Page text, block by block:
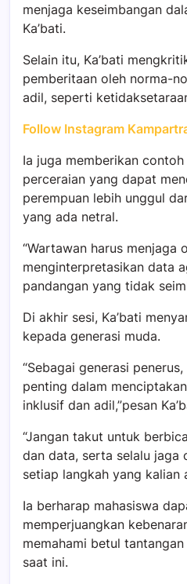
menjaga keseimbangan
Ka’bati.
Selain itu, Ka’bati
pemberitaan oleh norma-
adil, seperti
Follow Instagram
Ia juga memberikan
perceraian yang dapat
perempuan lebih unggul
yang ada netral.
“Wartawan harus menjaga
menginterpretasikan data
pandangan yang tidak
Di akhir sesi, Ka’bati
kepada generasi muda.
“Sebagai generasi
penting dalam
inklusif dan adil,”pesan
“Jangan takut untuk
dan data, serta selalu jaga
setiap langkah yang kalian
Ia berharap mahasiswa
memperjuangkan
memahami betul
saat ini.